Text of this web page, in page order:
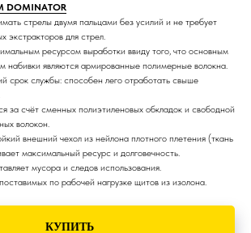
DOMINATOR
стрелы двумя пальцами без усилий и не требует
экстракторов для стрел.
ресурсом выработки ввиду того, что основным
набивки являются армированные полимерные волокна.
срок службы: способен лего отработать свыше
за счёт сменных полиэтиленовых обкладок и свободной
волокон.
внешний чехол из нейлона плотного плетения (ткань
максимальный ресурс и долговечность.
мусора и следов использования.
по рабочей нагрузке щитов из изолона.
КУПИТЬ